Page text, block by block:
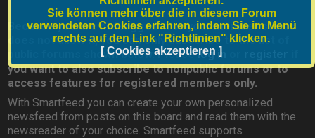
Because you are not logged in or your member status
does not allow it, you can only subscribe to the list of
public forums shown below. Pleaselog in
you want to also subscribe to nonpublic forums or to
access features for registered members only.
With Smartfeed you can create your own personalized
newsfeed from posts on this board and read them with the
newsreader of your choice. Smartfeed supports
Sie können mehr über die in diesem Forum
verwendeten Cookies erfahren, indem Sie im Menü
rechts auf den Link "Richtlinien" klicken.
[ Cookies akzeptieren ]